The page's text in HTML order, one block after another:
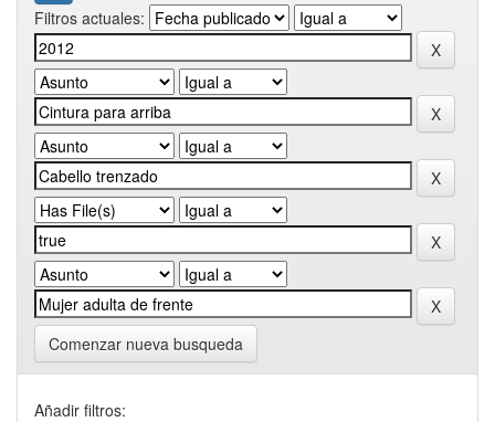
Filtros actuales:
Comenzar nueva busqueda
Añadir filtros: